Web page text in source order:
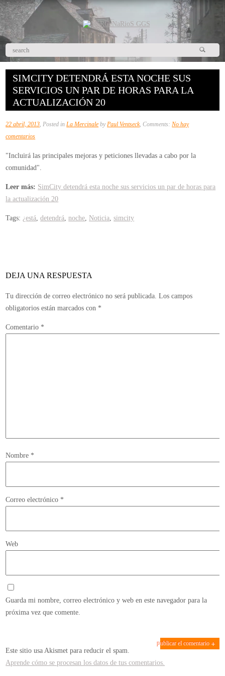
SIMCITY DETENDRÁ ESTA NOCHE SUS
SERVICIOS UN PAR DE HORAS PARA LA
ACTUALIZACIÓN 20
22 abril, 2013, Posted inLa Mercinale byPaul Ventseck, Comments:No hay
comentariosen
detendrá
esta
noche
sus
un
actualización
"Incluirá las principales mejoras y peticiones llevadas a cabo por la
comunidad".
Leer más: SimCity detendrá esta noche sus servicios un par de horas para
la actualización 20
Tags: ¿está,detendrá,noche, Noticia,simcity
DEJA UNA RESPUESTA
Tu dirección de correo electrónico no será publicada. Los campos
obligatorios están marcados con *
Comentario *
Nombre *
Correo electrónico *
Web
Guarda mi nombre, correo electrónico y web en este navegador para la
próxima vez que comente.
Este sitio usa Akismet para reducir el spam.
Aprende cómo se procesan los datos de tus comentarios.